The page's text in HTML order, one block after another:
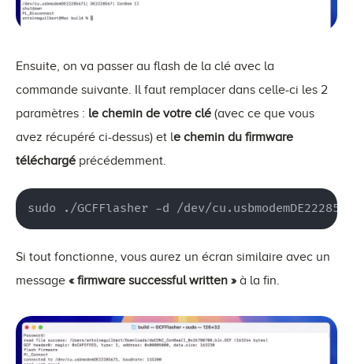
Ensuite, on va passer au flash de la clé avec la
commande suivante. Il faut remplacer dans celle-ci les 2
paramètres : le chemin de votre clé (avec ce que vous
avez récupéré ci-dessus) et le chemin du firmware
téléchargé précédemment.
sudo ./GCFFlasher -d /dev/
Si tout fonctionne, vous aurez un écran similaire avec un
message « firmware successful written » à la fin.